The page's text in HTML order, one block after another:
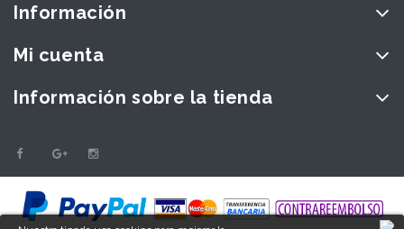
Información
Mi cuenta
Información sobre la tienda